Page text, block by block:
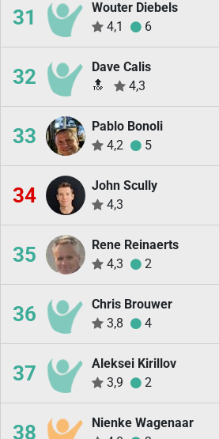
31
Wouter Diebels
4,1
6
32
Dave Calis
🔝
4,3
33
Pablo Bonoli
4,2
5
34
John Scully
4,3
35
Rene Reinaerts
4,3
2
36
Chris Brouwer
3,8
4
37
Aleksei Kirillov
3,9
2
38
Nienke Wagenaar